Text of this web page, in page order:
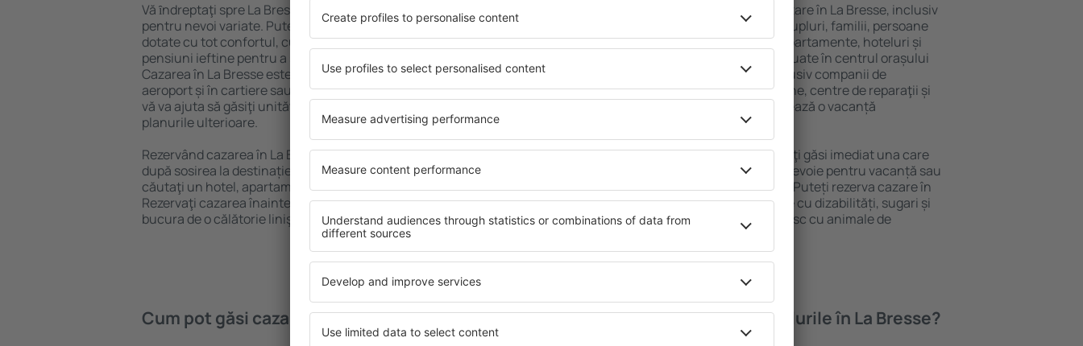
Vă ȋndreptaţi spre La Bresse? Găsiți cazare pentru fiecare buget şi
pentru nevoi variate. Puteți beneficia de proprietăți spațioase,
dotate cu tot confortul, cu numeroase facilități, precum și de
pensiuni ieftine pentru a sta câteva zile în timpul unui city break.
Cazarea în La Bresse este disponibilă în centrul orașului, lângă
aeroport și în cartiere sau regiuni mai puțin populare. Acest lucru
vă va ajuta să găsiţi unităţi de cazare în funcție de nevoi și de
planurile ulterioare.
Rezervând cazarea în La Bresse mai devreme, aveți garanţia că
după sosirea la destinație vă puteţi relaxa, fără a fi nevoie să
căutaţi un hotel, apartament sau altă unitate de cazare.
Rezervaţi cazarea înainte de călătoria spre La Bresse și vă veţi
bucura de o călătorie liniştită.
Puteți alege dintr-o ofertă variată de cazare în La Bresse, inclusiv
proprietăți pentru o singură persoană, cupluri, familii, persoane
ȋn vârstă și grupuri. Oaspeţii pot sta în apartamente, hoteluri și
pensiuni care oferă intimitate și sunt situate în centrul orașului
La Bresse. Facilitățile din apropiere, inclusiv companii de
închirieri auto, transport public, magazine, centre de reparaţii și
locuri de relaxare sau distracţie, garantează o vacanță
Dacă doriţi cazare de lux în La Bresse, veţi găsi imediat una care
să se potrivească. Veți găsi tot ce aveți nevoie pentru vacanță sau
călătoria de afaceri la destinația aleasă. Puteți rezerva cazare în
La Bresse cu facilități pentru persoanele cu dizabilități, sugari și
copii, precum și pentru cei care călătoresc cu animale de
Cum pot găsi cazare în La Bresse? Ce fel de facilităţi oferă hotelurile în La Bresse?